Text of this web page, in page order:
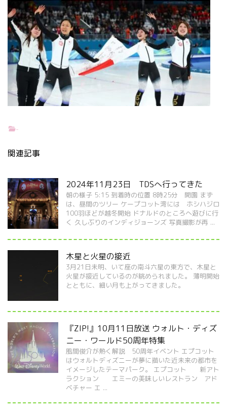
後、海面水温が29度以上の海域を西進
する見込みで、猛烈な勢力になる見込
み。
冬眠
まし
たコ
リー
-
関連記事
2024年11月23日 TDSへ行ってきた
朝の様子 5:15 到着時の位置 8時25分 開園 まず
は、昼間のツリー ケープコット湾には ホシハジロ
100羽ほどが越冬開始 ドナルドのところへ遊びに行
く 久しぶりのインディジョーンズ 写真撮影が再 ...
木星と火星の接近
3月21日未明、いて座の南斗六星の東方で、木星と
火星が接近しているのが眺められました。 薄明開始
とともに、細い月も上がってきました。
『ZIP!』10月11日放送 ウォルト・ディズ
ニー・ワールド50周年特集
風間俊介が熱く解説 50周年イベント エプコット
はウォルトディズニーが夢に描いた近未来の都市を
イメージしたテーマパーク。 エプコット 新アト
ラクション エミーの美味しいレストラン アド
ベチャー エ ...